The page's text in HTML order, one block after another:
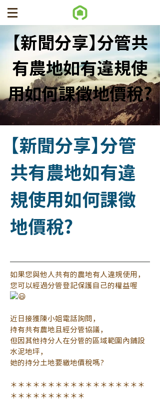
【新聞分享】分管共
有農地如有違規使
用如何課徵地價稅?
【新聞分享】分管
共有農地如有違
規使用如何課徵
地價稅?
如果您與他人共有的農地有人違規使用，
您可以經過分管登記保護自己的權益喔
近日接獲陳小姐電話詢問，
持有共有農地且經分管協議，
但因其他持分人在分管的區域範圍內鋪設
水泥地坪，
她的持分土地要繳地價稅嗎?
＊＊＊＊＊＊＊＊＊＊＊＊＊＊＊＊＊＊
＊＊＊＊＊＊＊＊＊＊